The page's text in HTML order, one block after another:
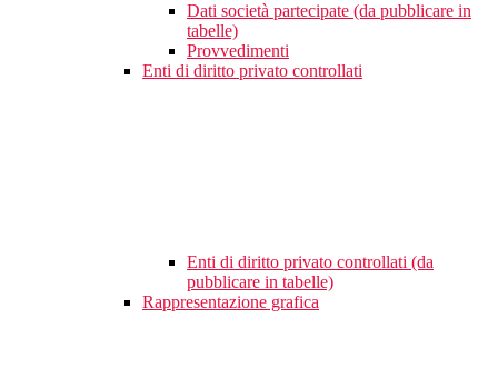
Dati società partecipate (da pubblicare in
tabelle)
Provvedimenti
Enti di diritto privato controllati
Enti di diritto privato controllati (da
pubblicare in tabelle)
Rappresentazione grafica